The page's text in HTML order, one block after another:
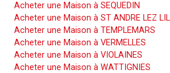
Acheter une Maison à SEQUEDIN
Acheter une Maison à ST ANDRE LEZ
Acheter une Maison à TEMPLEMARS
Acheter une Maison à VERMELLES
Acheter une Maison à VIOLAINES
Acheter une Maison à WATTIGNIES